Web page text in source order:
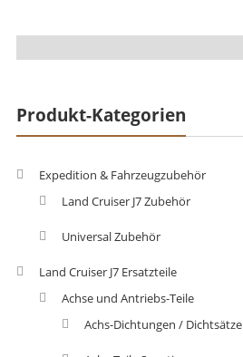
Produkt-Kategorien
Expedition & Fahrzeugzubehör
Land Cruiser J7 Zubehör
Universal Zubehör
Land Cruiser J7 Ersatzteile
Achse und Antriebs-Teile
Achs-Dichtungen / Dichtsätze